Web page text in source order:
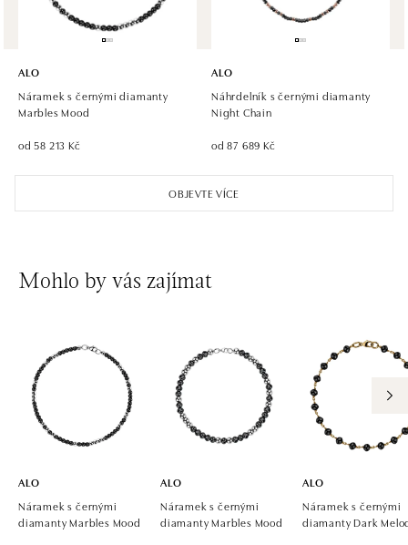
OBJEVTE VÍCE
ALO
Náramek s černými diamanty
Marbles Mood
od 58 213 Kč
ALO
Náhrdelník s černými diamanty
Night Chain
od 87 689 Kč
Mohlo by vás zajímat
ALO
Náramek s černými
diamanty Marbles Mood
ALO
Náramek s černými
diamanty Marbles Mood
ALO
Náramek s černými
diamanty Dark